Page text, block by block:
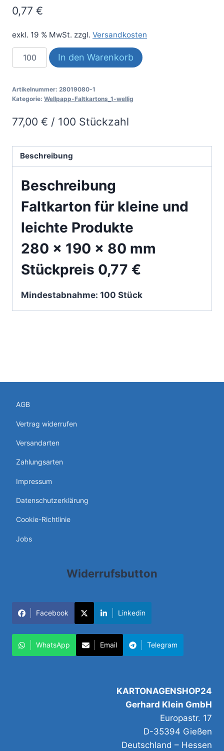
0,77 €
exkl. 19 % MwSt. zzgl. Versandkosten
Faltkarton-
28019080-
Menge
In den Warenkorb
Artikelnummer: 28019080-1
Kategorie: Wellpapp-Faltkartons_1-wellig
77,00 € / 100 Stückzahl
Beschreibung
Beschreibung
Faltkarton für kleine und
leichte Produkte
280 x 190 x 80 mm
Stückpreis 0,77 €
Mindestabnahme: 100 Stück
AGB
Vertrag widerrufen
Versandarten
Zahlungsarten
Impressum
Datenschutzerklärung
Cookie-Richtlinie
Jobs
Widerrufsbutton
Facebook Linkedin
WhatsApp Email Telegram
KARTONAGENSHOP24
Gerhard Klein GmbH
Europastr. 17
D-35394 Gießen
Deutschland – Hessen